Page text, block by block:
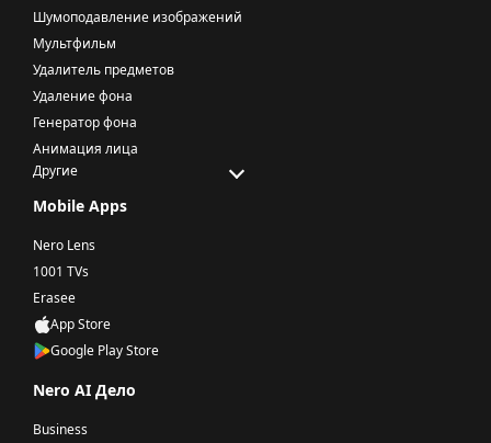
Шумоподавление изображений
Мультфильм
Удалитель предметов
Удаление фона
Генератор фона
Анимация лица
Другие
Mobile Apps
Nero Lens
1001 TVs
Erasee
App Store
Google Play Store
Nero AI Дело
Business